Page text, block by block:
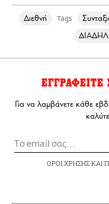
Διεθνή Tags
ΕΓΓΡΑΦΕΙΤΕ
Για να λαμβάνετε κάθε
ΟΡΟΙ ΧΡΗΣΗΣΚΑΙ